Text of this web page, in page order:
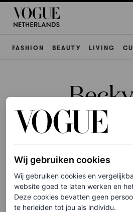
FASHION BEAUTY LIVING
ART & DESIGN
Zo zag de
van ‘Iris
Sculpting
Wij gebruiken cookies
Wij gebruiken cookies en
website goed te laten werken en
Deze cookies bevatten geen
te herleiden tot jou als individu.